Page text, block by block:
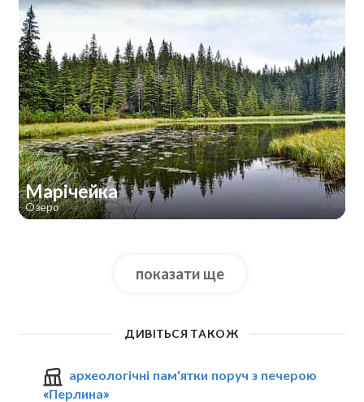
Марічейка
Озеро
показати ще
ДИВІТЬСЯ ТАКОЖ
археологічні пам'ятки поруч з печерою
«Перлина»